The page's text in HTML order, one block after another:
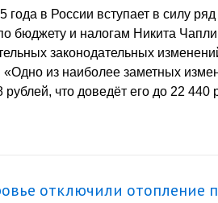
года в России вступает в силу
бюджету и налогам Никита
законодательных
«Одно из наиболее заметных
что доведёт его до 22 440
отключили отопление